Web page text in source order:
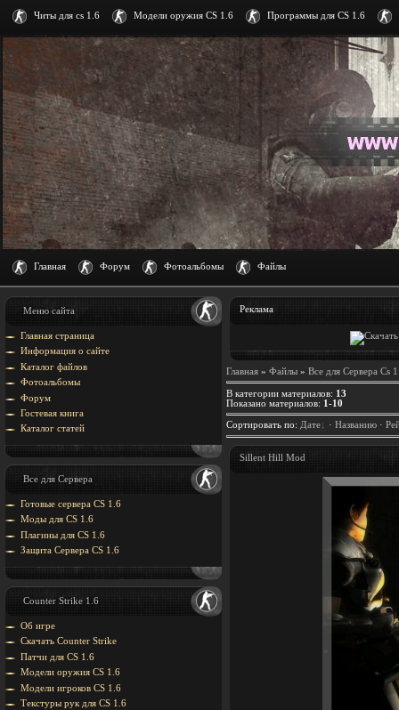
Читы для cs 1.6 Модели оружия CS 1.6 Программы для CS 1.6
Главная Форум Фотоальбомы Файлы
Меню сайта
Главная страница
Информация о сайте
Каталог файлов
Фотоальбомы
Форум
Гостевая книга
Каталог статей
Все для Сервера
Готовые сервера CS 1.6
Моды для CS 1.6
Плагины для CS 1.6
Защита Cервера CS 1.6
Counter Strike 1.6
Об игре
Скачать Counter Strike
Патчи для CS 1.6
Модели оружия CS 1.6
Модели игроков CS 1.6
Текстуры рук для CS 1.6
Реклама
Главная » Файлы » Все для Сервера Cs
В категории материалов: 13
Показано материалов: 1-10
Сортировать по: Дате · Названию ·
Sillent Hill Mod